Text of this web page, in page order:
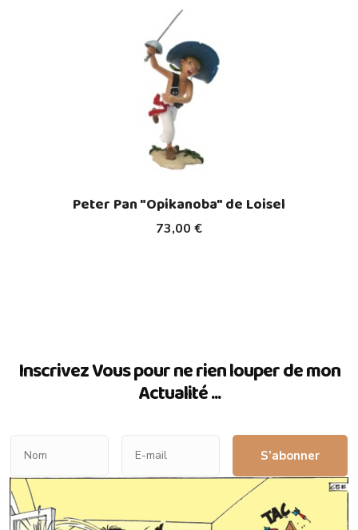
73,00 €
Peter Pan "Opikanoba" de Loisel
Inscrivez Vous pour ne rien louper de mon
Actualité ...
S’abonner